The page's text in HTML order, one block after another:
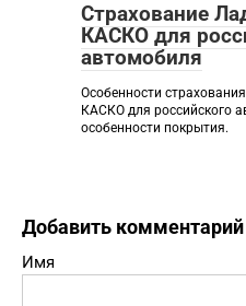
Страхование
КАСКО для
автомобиля
Особенности
КАСКО для российского
особенности покрытия.
Добавить комментарий
Имя